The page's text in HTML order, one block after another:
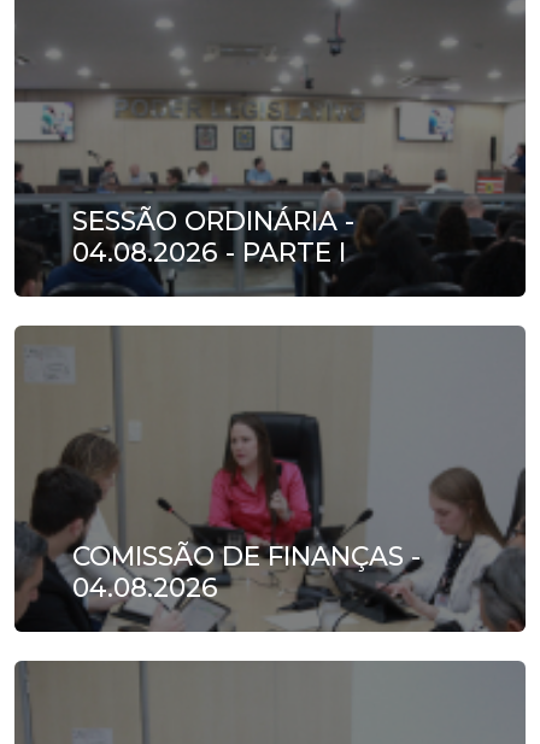
SESSÃO ORDINÁRIA -
04.08.2026 - PARTE I
COMISSÃO DE FINANÇAS -
04.08.2026